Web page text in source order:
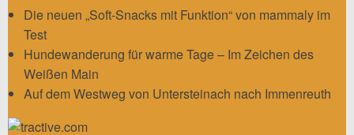
Die neuen „Soft-Snacks mit Funktion“ von mammaly im
Test
Hundewanderung für warme Tage – Im Zeichen des
Weißen Main
Auf dem Westweg von Untersteinach nach Immenreuth